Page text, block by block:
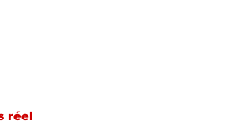
réel